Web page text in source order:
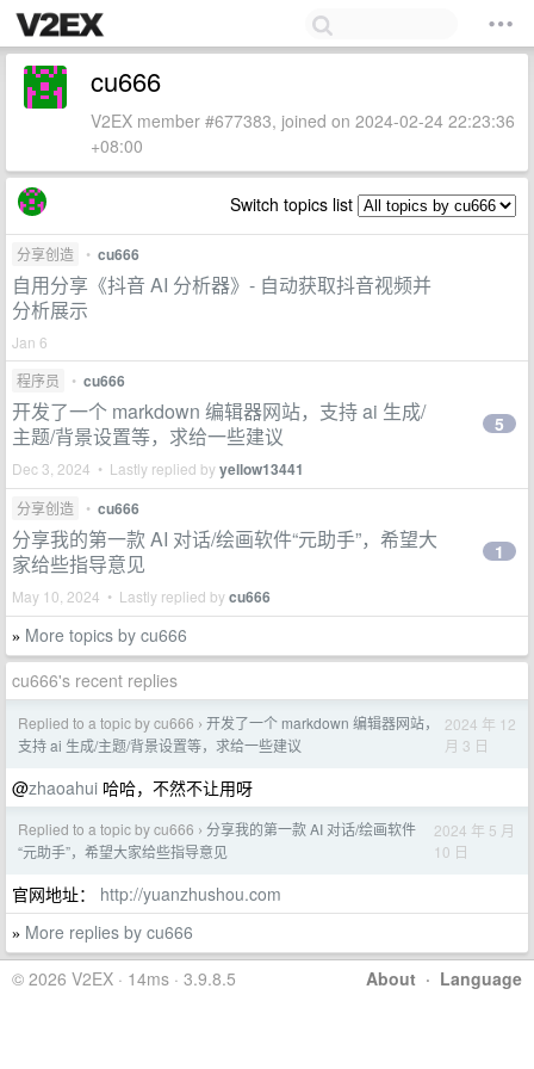
cu666
V2EX member #677383, joined on 2024-02-24 22:23:36
+08:00
Switch topics list
分享创造 • cu666
自用分享《抖音 AI 分析器》- 自动获取抖音视频并
分析展示
Jan 6
程序员
• cu666
开发了一个 markdown 编辑器网站，支持 ai 生成/
主题/背景设置等，求给一些建议
Dec 3, 2024 • Lastly replied byyellow13441
5
分享创造 • cu666
分享我的第一款 AI 对话/绘画软件“元助手”，希望大
家给些指导意见
May 10, 2024 • Lastly replied bycu666
1
» More topics by cu666
cu666's recent replies
Replied to a topic by cu666 › 开发了一个 markdown 编辑器网站，
支持 ai 生成/主题/背景设置等，求给一些建议
2024 年 12
月 3 日
@zhaoahui 哈哈，不然不让用呀
Replied to a topic by cu666 › 分享我的第一款 AI 对话/绘画软件
“元助手”，希望大家给些指导意见
2024 年 5 月
10 日
官网地址： http://yuanzhushou.com
» More replies by cu666
About · Language
© 2026 V2EX · 14ms · 3.9.8.5